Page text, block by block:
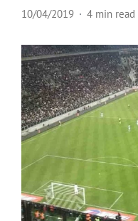
10/04/2019 4 min read